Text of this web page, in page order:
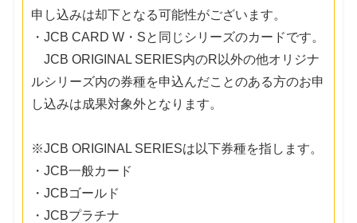
申し込みは却下となる可能性がございます。
・JCB CARD W・Sと同じシリーズのカードです。
JCB ORIGINAL SERIES内のR以外の他オリジナ
ルシリーズ内の券種を申込んだことのある方のお申
し込みは成果対象外となります。
※JCB ORIGINAL SERIESは以下券種を指します。
・JCB一般カード
・JCBゴールド
・JCBプラチナ